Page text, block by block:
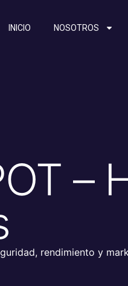
INICIO NOSOTROS
–
rendimiento y